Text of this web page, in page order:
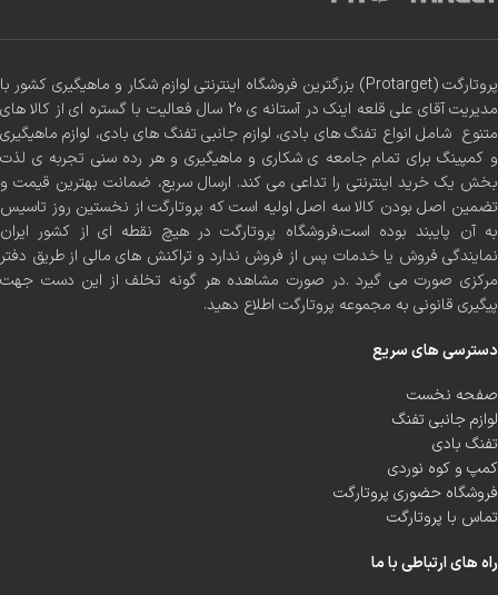
پروتارگت (Protarget) بزرگترین فروشگاه اینترنتی لوازم شکار و ماهیگیری کشور با
مدیریت آقای علی قلعه اینک در آستانه ی 20 سال فعالیت با گستره ای از کالا های
متنوع شامل انواع تفنگ های بادی، لوازم جانبی تفنگ های بادی، لوازم ماهیگیری
و کمپینگ برای تمام جامعه ی شکاری و ماهیگیری و هر رده سنی تجربه ی لذت
بخش یک خرید اینترنتی را تداعی می کند. ارسال سریع، ضمانت بهترین قیمت و
تضمین اصل بودن کالا سه اصل اولیه است که پروتارگت از نخستین روز تاسیس
به آن پایبند بوده است.فروشگاه پروتارگت در هیچ نقطه ای از کشور ایران
نمایندگی فروش یا خدمات پس از فروش ندارد و تراکنش های مالی از طریق دفتر
مرکزی صورت می گیرد .در صورت مشاهده هر گونه تخلف از این دست جهت
پیگیری قانونی به مجموعه پروتارگت اطلاع دهید.
دسترسی های سریع
صفحه نخست
لوازم جانبی تفنگ
تفنگ بادی
کمپ و کوه نوردی
فروشگاه حضوری پروتارگت
تماس با پروتارگت
راه های ارتباطی با ما